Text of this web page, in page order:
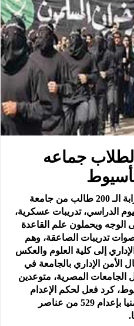
جماعه
بأسيوط
نظم أمس الإثنين 24 مارس، قرابة الـ 200 طالب من جامعة
الدراسي، تدريبات عسكرية،
ويحملون علم القاعدة
تدريبات الصاعقة، وهم
إلى كلية العلوم والعكس
الأمن الإداري بالجامعة في
الجامعات المصرية، متوعدين
كرد فعل لحكم الإعدام
الذي أصدرته محكمة جنايات المنيا بإعدام 529 من عناصر